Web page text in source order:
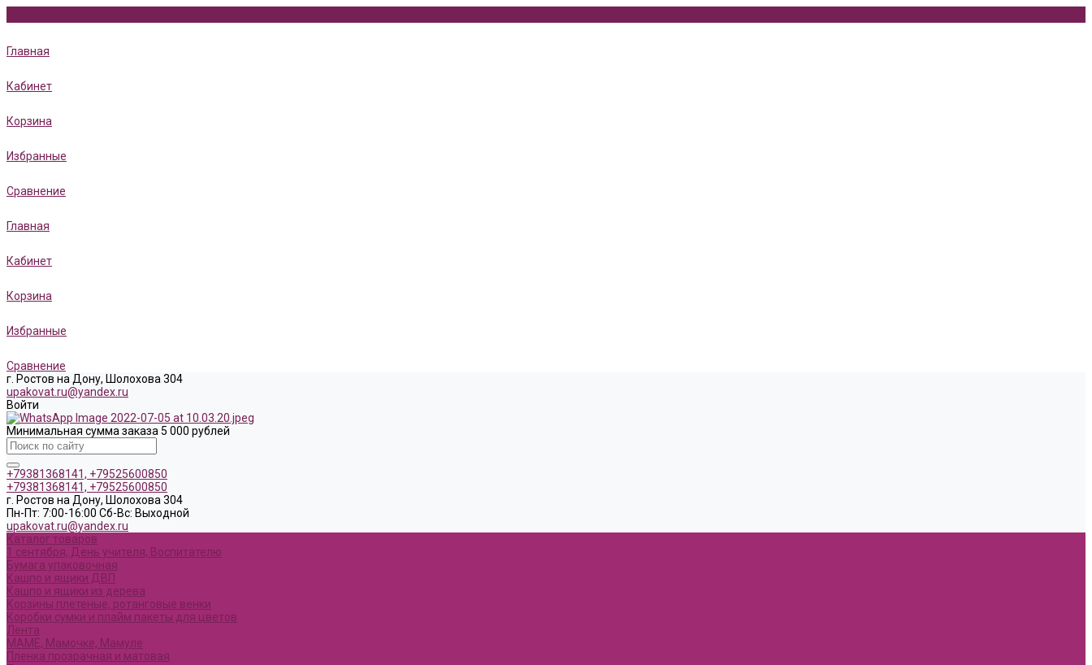
Главная
Кабинет
Корзина
Избранные
Сравнение
Главная
Кабинет
Корзина
Избранные
Сравнение
г. Ростов на Дону, Шолохова 304
upakovat.ru@yandex.ru
Войти
Минимальная сумма заказа 5 000 рублей
+79381368141, +79525600850
+79381368141, +79525600850
г. Ростов на Дону, Шолохова 304
Пн-Пт: 7:00-16:00 Cб-Вс: Выходной
upakovat.ru@yandex.ru
Каталог товаров
1 сентября, День учителя, Воспитателю
Бумага упаковочная
Кашпо и ящики ДВП
Кашпо и ящики из дерева
Корзины плетеные, ротанговые венки
Коробки сумки и плайм пакеты для цветов
Лента
МАМЕ, Мамочке, Мамуле
Пленка прозрачная и матовая